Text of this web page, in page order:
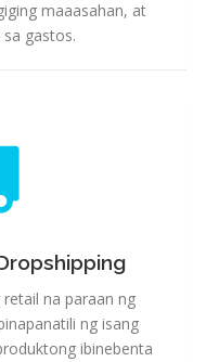
maaasahan, at
gastos.
na paraan ng
ng isang
ibinebenta